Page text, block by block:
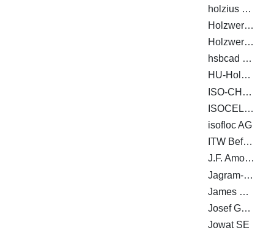
holzius GmbH
Holzwerke Pfarrkirchen GmbH
Holzwerke van Roje GmbH & Co. KG
hsbcad GmbH
HU-Holzunion GmbH
ISO-CHEMIE GMBH
ISOCELL GmbH & Co KG
isofloc AG
ITW Befestigungssysteme GmbH
J.F. Amonn Srl - Die Abteilung Color
Jagram-Pro S.A.
James Hardie Europe GmbH
Josef Günthner GmbH & Co.KG
Jowat SE